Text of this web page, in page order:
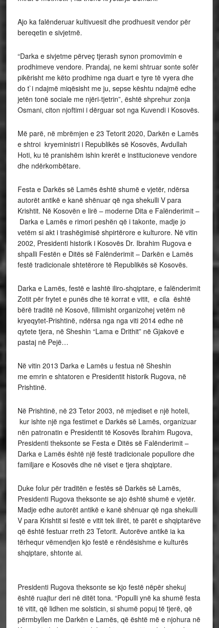
Ajo ka falënderuar kultivuesit dhe prodhuesit vendor për
bereqetin e sivjetmë.
“Darka e sivjetme përveç tjerash synon promovimin e
prodhimeve vendore. Prandaj, ne kemi shtruar sonte sofër
pikërisht me këto prodhime nga duart e tyre të vyera dhe
do t`i ndajmë miqësisht me ju, sepse kështu ndajmë edhe
jetën tonë sociale me njëri-tjetrin”, është shprehur zonja
Osmani, citon njoftimi i dërguar sot nga Kuvendi i Kosovës.
Më parë, në mbrëmjen e 23 Tetorit 2020, Darkën e Lamës
e shtroi kryeministri i Republikës së Kosovës, Avdullah
Hoti, ku të pranishëm ishin krerët e institucioneve vendore
dhe ndërkombëtare.
Festa e Darkës së Lamës është shumë e vjetër, ndërsa
autorët antikë e kanë shënuar që nga shekulli V para
Krishtit. Në Kosovën e lirë – moderne Dita e Falënderimit –
Darka e Lamës e rimori peshën që i takonte, madje jo
vetëm si akt i trashëgimisë shpirtërore e kulturore. Në vitin
2002, Presidenti historik i Kosovës Dr. Ibrahim Rugova e
shpalli Festën e Ditës së Falënderimit – Darkën e Lamës
festë tradicionale shtetërore të Republikës së Kosovës.
Darka e Lamës, festë e lashtë iliro-shqiptare, e falënderimit
Zotit për frytet e punës dhe të korrat e vitit, e cila është
bërë traditë në Kosovë, fillimisht organizohej vetëm në
kryeqytet-Prishtinë, ndërsa nga nga viti 2014 edhe në
qytete tjera, në Sheshin “Lama e Drithit” në Gjakovë e
pastaj në Pejë…
Në vitin 2013 Darka e Lamës u festua në Sheshin
me emrin e shtatoren e Presidentit historik Rugova, në
Prishtinë.
Në Prishtinë, në 23 Tetor 2003, në mjediset e një hoteli,
kur ishte një nga festimet e Darkës së Lamës, organizuar
nën patronatin e Presidentit të Kosovës Ibrahim Rugova,
Presidenti theksonte se Festa e Ditës së Falënderimit –
Darka e Lamës është një festë tradicionale popullore dhe
familjare e Kosovës dhe në viset e tjera shqiptare.
Duke folur për traditën e festës së Darkës së Lamës,
Presidenti Rugova theksonte se ajo është shumë e vjetër.
Madje edhe autorët antikë e kanë shënuar që nga shekulli
V para Krishtit si festë e vitit tek ilirët, të parët e shqiptarëve
që është festuar rreth 23 Tetorit. Autorëve antikë ia ka
tërhequr vëmendjen kjo festë e rëndësishme e kulturës
shqiptare, shtonte ai.
Presidenti Rugova theksonte se kjo festë nëpër shekuj
është ruajtur deri në ditët tona. “Populli ynë ka shumë festa
të vitit, që lidhen me solsticin, si shumë popuj të tjerë, që
përmbyllen me Darkën e Lamës, që është më e njohura në